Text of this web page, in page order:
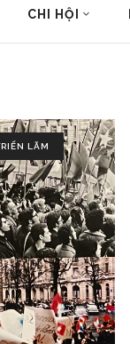
CHI HỘI
LÃM